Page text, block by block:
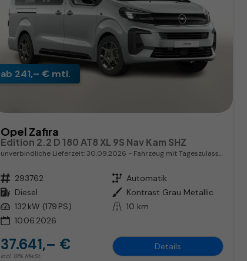
ab 241,– € mtl.
Opel Zafira
Edition 2.2 D 180 AT8 XL 9S Nav Kam SHZ
unverbindliche Lieferzeit:30.09.2026 Fahrzeug mit Tageszulassung
Fahrzeugnr. 293762 Getriebe Automatik
Kraftstoff Diesel Außenfarbe Kontrast Grau Metallic
Leistung 132 kW (179 PS) Kilometerstand 10 km
10.06.2026
37.641,– €
incl. 19% MwSt.
Details